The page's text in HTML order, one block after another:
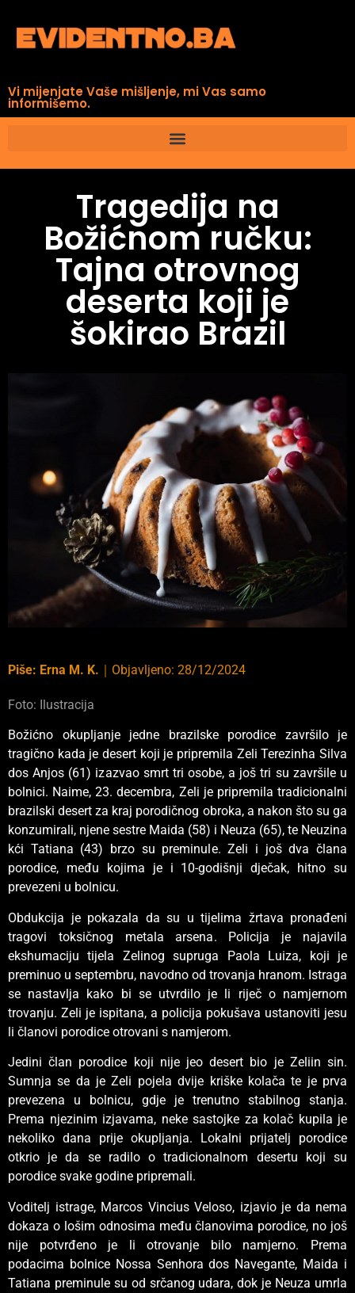
Vi mijenjate Vaše mišljenje, mi Vas samo
informišemo.
Tragedija na
Božićnom ručku:
Tajna otrovnog
deserta koji je
šokirao Brazil
Piše: Erna M. K. ｜ Objavljeno: 28/12/2024
Foto: Ilustracija
Božićno okupljanje jedne brazilske porodice završilo je
tragično kada je desert koji je pripremila Zeli Terezinha Silva
dos Anjos (61) izazvao smrt tri osobe, a još tri su završile u
bolnici. Naime, 23. decembra, Zeli je pripremila tradicionalni
brazilski desert za kraj porodičnog obroka, a nakon što su ga
konzumirali, njene sestre Maida (58) i Neuza (65), te Neuzina
kći Tatiana (43) brzo su preminule. Zeli i još dva člana
porodice, među kojima je i 10-godišnji dječak, hitno su
prevezeni u bolnicu.
Obdukcija je pokazala da su u tijelima žrtava pronađeni
tragovi toksičnog metala arsena. Policija je najavila
ekshumaciju tijela Zelinog supruga Paola Luiza, koji je
preminuo u septembru, navodno od trovanja hranom. Istraga
se nastavlja kako bi se utvrdilo je li riječ o namjernom
trovanju. Zeli je ispitana, a policija pokušava ustanoviti jesu
li članovi porodice otrovani s namjerom.
Jedini član porodice koji nije jeo desert bio je Zeliin sin.
Sumnja se da je Zeli pojela dvije kriške kolača te je prva
prevezena u bolnicu, gdje je trenutno stabilnog stanja.
Prema njezinim izjavama, neke sastojke za kolač kupila je
nekoliko dana prije okupljanja. Lokalni prijatelj porodice
otkrio je da se radilo o tradicionalnom desertu koji su
porodice svake godine pripremali.
Voditelj istrage, Marcos Vincius Veloso, izjavio je da nema
dokaza o lošim odnosima među članovima porodice, no još
nije potvrđeno je li otrovanje bilo namjerno. Prema
podacima bolnice Nossa Senhora dos Navegante, Maida i
Tatiana preminule su od srčanog udara, dok je Neuza umrla